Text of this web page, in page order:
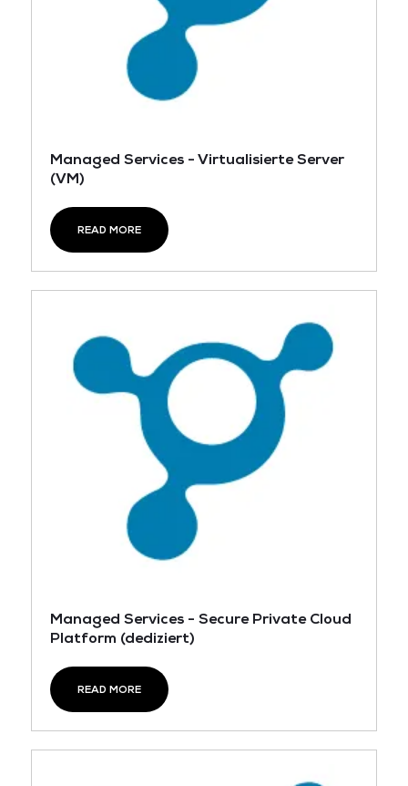
Managed Services - Virtualisierte Server
(VM)
READ MORE
Managed Services - Secure Private Cloud
Platform (dediziert)
READ MORE